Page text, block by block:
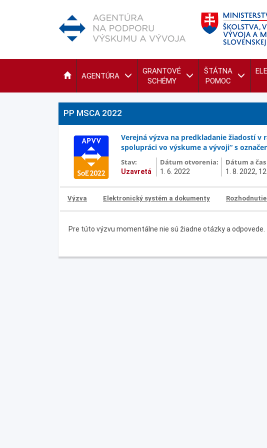
AGENTÚRA
GRANTOVÉ
SCHÉMY
ŠTÁTNA
POMOC
PP MSCA 2022
Verejná výzva na predkladanie žiadostí v
spolupráci vo výskume a vývoji“ s
Stav:
Uzavretá
Dátum otvorenia:
1. 6. 2022
Dátum a
1. 8. 2022,
Výzva Elektronický systém a dokumenty
Pre túto výzvu momentálne nie sú žiadne otázky a odpovede.